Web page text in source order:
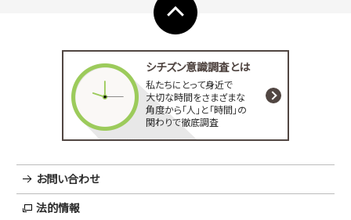
シチズン意識調査とは
私たちにとって身近で
大切な時間をさまざまな
角度から「人」と「時間」の
関わりで徹底調査
お問い合わせ
法的情報